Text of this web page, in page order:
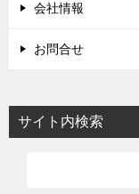
会社情報
お問合せ
サイト内検索